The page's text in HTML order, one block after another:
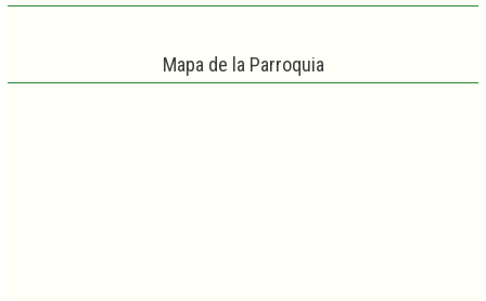
Mapa de la Parroquia